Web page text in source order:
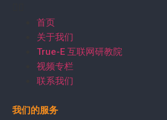
首页
关于我们
True-E 互联网研教院
视频专栏
联系我们
我们的服务